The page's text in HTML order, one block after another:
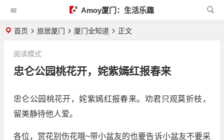
Amoy厦门：生活乐趣
首页 旅居厦门 厦门全知道 正文
忠仑公园桃花开，姹紫嫣红报春来
阅读模式
忠仑公园桃花开，姹紫嫣红报春来。劝君只观莫折枝，
留美静待他人爱。
各位，赏花别伤花哦~带小盆友的也要告诉小盆友不要采